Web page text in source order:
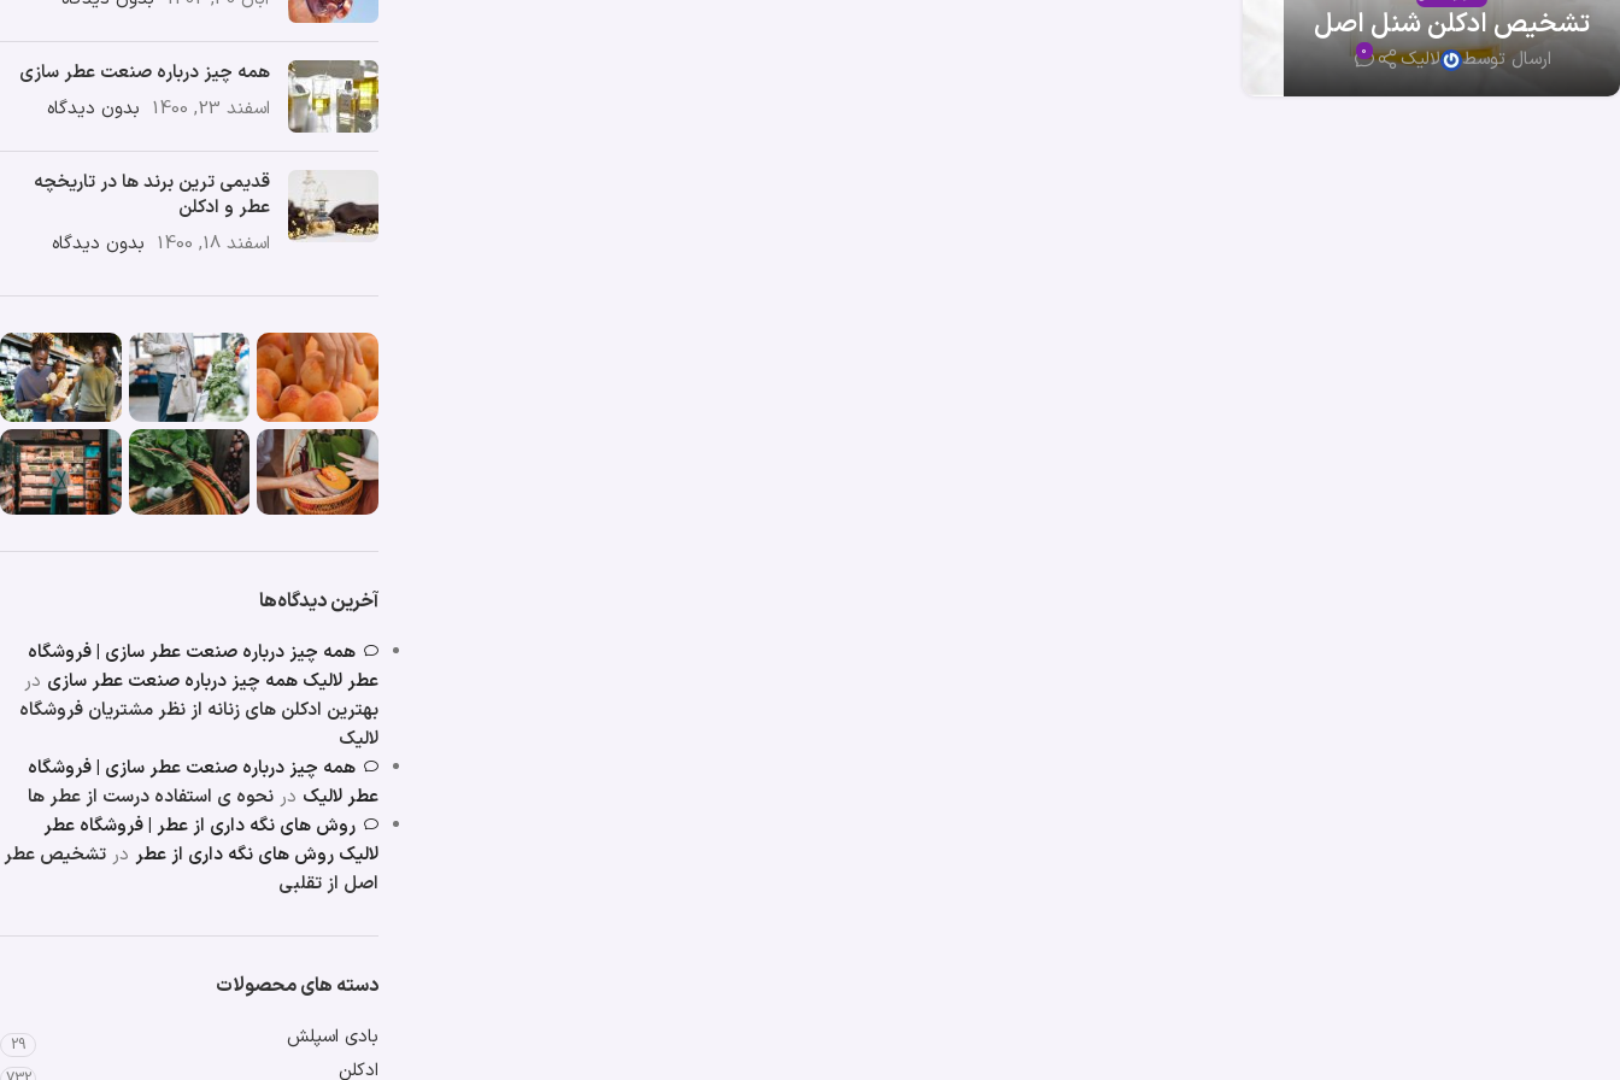
تشخیص ادکلن شنل اصل
ارسال توسط لالیک 0
همه چیز درباره صنعت عطر سازی
اسفند 23, 1400
بدون دیدگاه
قدیمی ترین برند ها در تاریخچه
عطر و ادکلن
اسفند 18, 1400
بدون دیدگاه
آخرین دیدگاه‌ها
همه چیز درباره صنعت عطر سازی | فروشگاه
عطر لالیک همه چیز درباره صنعت عطر سازی در
بهترین ادکلن های زنانه از نظر مشتریان فروشگاه
لالیک
همه چیز درباره صنعت عطر سازی | فروشگاه
عطر لالیک درنحوه ی استفاده درست از عطر ها
روش های نگه داری از عطر | فروشگاه عطر
لالیک روش های نگه داری از عطر درتشخیص عطر
اصل از تقلبی
دسته های محصولات
بادی اسپلش 29
ادکلن